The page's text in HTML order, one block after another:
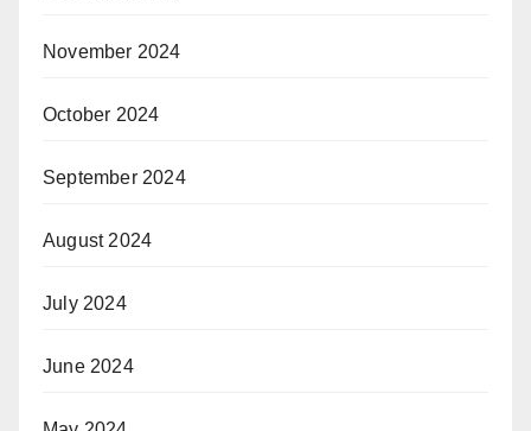
November 2024
October 2024
September 2024
August 2024
July 2024
June 2024